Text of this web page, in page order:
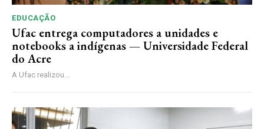
EDUCAÇÃO
Ufac entrega computadores a unidades e
notebooks a indígenas — Universidade Federal
do Acre
A Ufac realizou...